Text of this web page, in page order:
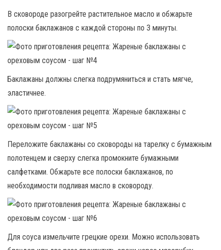
В сковороде разогрейте растительное масло и обжарьте
полоски баклажанов с каждой стороны по 3 минуты.
Баклажаны должны слегка подрумяниться и стать мягче,
эластичнее.
Переложите баклажаны со сковороды на тарелку с бумажным
полотенцем и сверху слегка промокните бумажными
салфетками. Обжарьте все полоски баклажанов, по
необходимости подливая масло в сковороду.
Для соуса измельчите грецкие орехи. Можно использовать